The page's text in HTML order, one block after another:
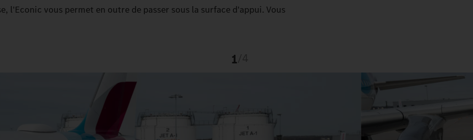
l'Econic vous permet en outre de passer sous la surface d'appui. Vous
1